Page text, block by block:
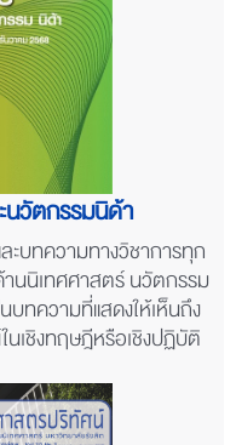
นวัตกรรมนิด้า
ะบทความทางวิชาการทุก
นนิเทศศาสตร์ นวัตกรรม
บทความที่แสดงให้เห็นถึง
นเชิงทฤษฎีหรือเชิงปฏิบัติ